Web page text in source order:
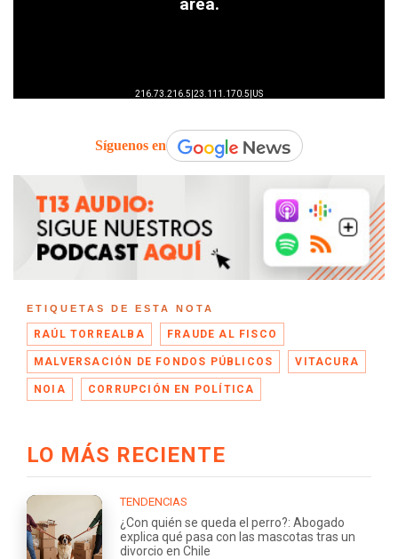
Síguenos en
ETIQUETAS DE ESTA NOTA
RAÚL TORREALBA FRAUDE AL FISCO
MALVERSACIÓN DE FONDOS PÚBLICOS VITACURA
NOIA CORRUPCIÓN EN POLÍTICA
LO MÁS RECIENTE
TENDENCIAS
¿Con quién se queda el perro?: Abogado
explica qué pasa con las mascotas tras un
divorcio en Chile